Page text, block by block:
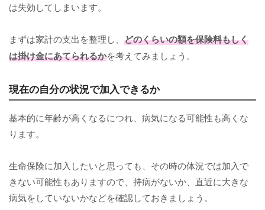
は失効してしまいます。
まずは家計の支出を整理し、 どのくらいの額を保険料もしく
は掛け金にあてられるかを考えてみましょう。
現在の自分の状況で加入できるか
基本的に年齢が高くなるにつれ、病気になる可能性も高くな
ります。
生命保険に加入したいと思っても、その時の体況では加入で
きない可能性もありますので、持病がないか、直近に大きな
病気をしていないかなどを確認しておきましょう。